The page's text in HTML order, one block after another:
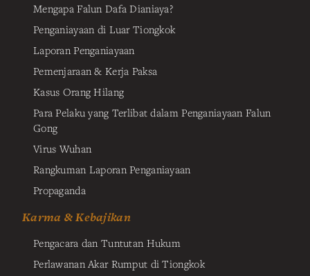
Mengapa Falun Dafa Dianiaya?
Penganiayaan di Luar Tiongkok
Laporan Penganiayaan
Pemenjaraan & Kerja Paksa
Kasus Orang Hilang
Para Pelaku yang Terlibat dalam Penganiayaan Falun
Gong
Virus Wuhan
Rangkuman Laporan Penganiayaan
Propaganda
Karma & Kebajikan
Pengacara dan Tuntutan Hukum
Perlawanan Akar Rumput di Tiongkok